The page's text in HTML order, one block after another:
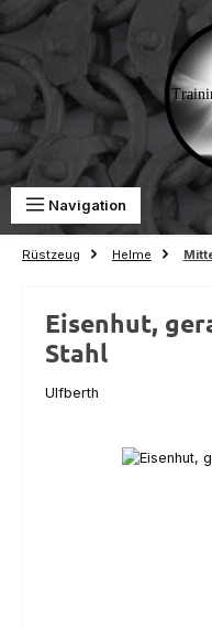
Zum Hauptinhalt springen
Navigation
Rüstzeug Helme
Eisenhut,
Stahl
Ulfberth
Bildergalerie